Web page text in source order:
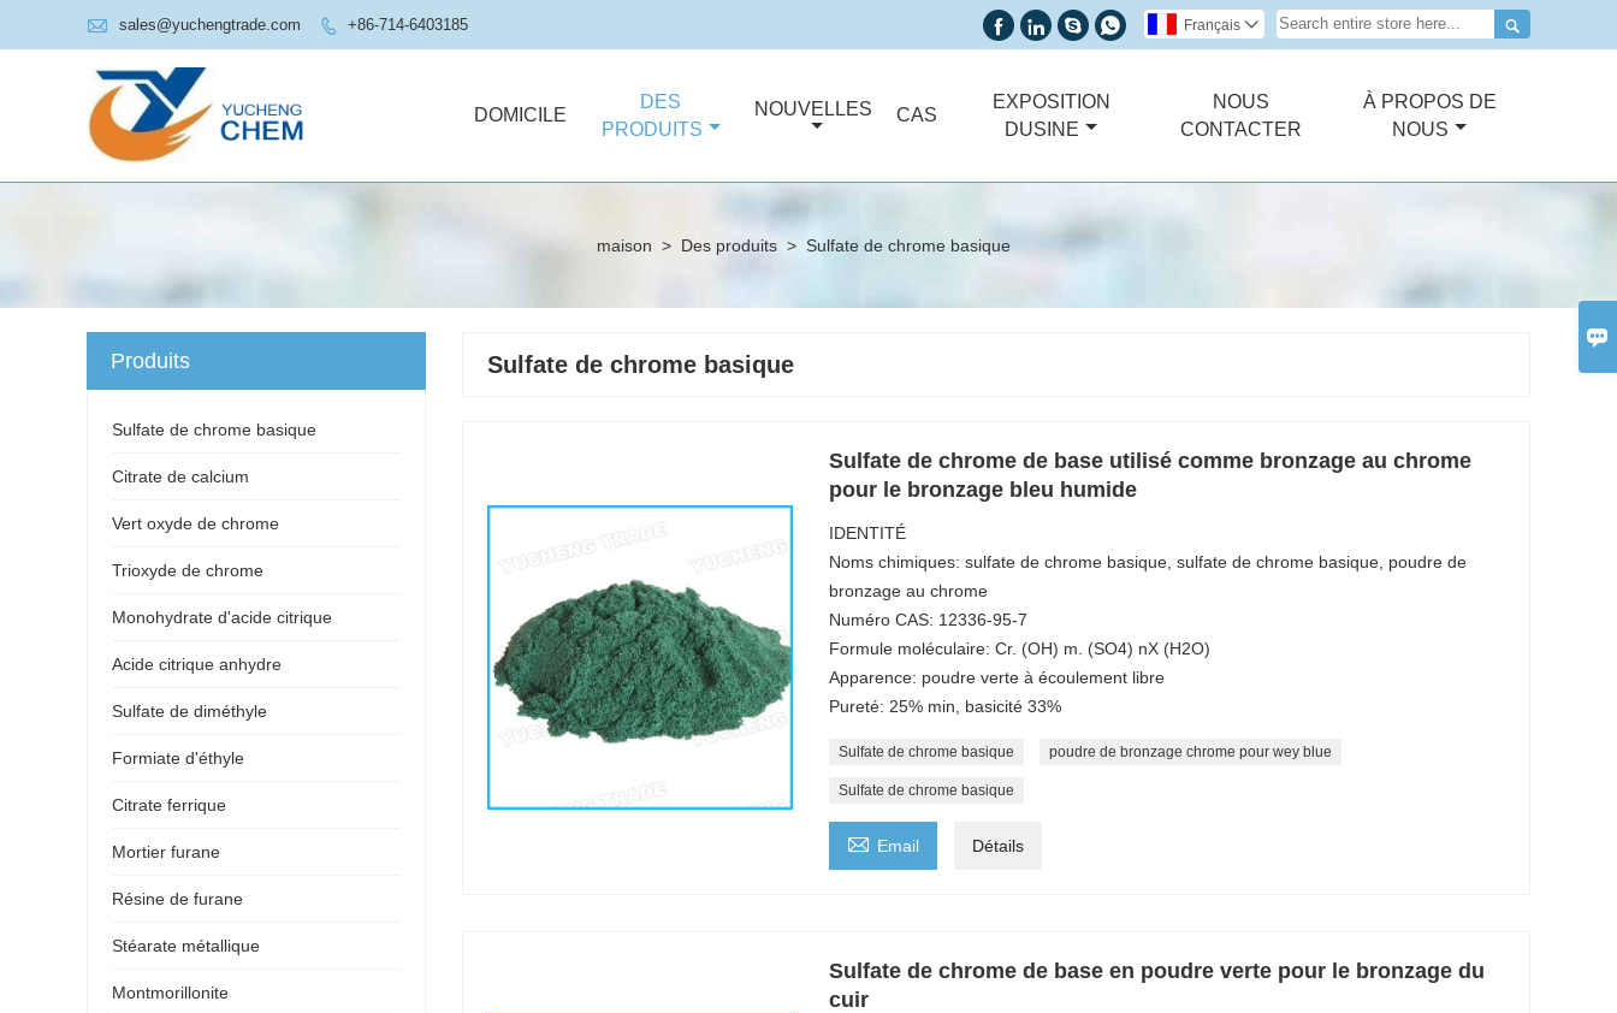

 sales@yuchengtrade.com  +86-714-6403185 
Français 
   
DOMICILE
DES
PRODUITS
NOUVELLES CAS
EXPOSITION
DUSINE
NOUS
CONTACTER
À PROPOS DE
NOUS
maison > Des produits > Sulfate de chrome basique
Sulfate de chrome basique
Sulfate de chrome de base utilisé comme bronzage au chrome
pour le bronzage bleu humide
IDENTITÉ
Noms chimiques: sulfate de chrome basique, sulfate de chrome basique, poudre de
bronzage au chrome
Numéro CAS: 12336-95-7
Formule moléculaire: Cr. (OH) m. (SO4) nX (H2O)
Apparence: poudre verte à écoulement libre
Pureté: 25% min, basicité 33%
Sulfate de chrome basique poudre de bronzage chrome pour wey blue
Sulfate de chrome basique
 Email Détails
Sulfate de chrome de base en poudre verte pour le bronzage du
cuir
Produits
Sulfate de chrome basique
Citrate de calcium
Vert oxyde de chrome
Trioxyde de chrome
Monohydrate d'acide citrique
Acide citrique anhydre
Sulfate de diméthyle
Formiate d'éthyle
Citrate ferrique
Mortier furane
Résine de furane
Stéarate métallique
Montmorillonite